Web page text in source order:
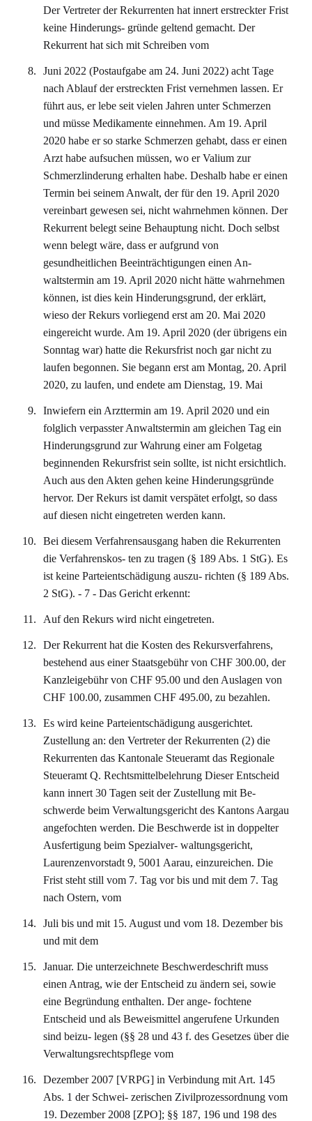
Der Vertreter der Rekurrenten hat innert erstreckter Frist
keine Hinderungs- gründe geltend gemacht. Der
Rekurrent hat sich mit Schreiben vom
Juni 2022 (Postaufgabe am 24. Juni 2022) acht Tage
nach Ablauf der erstreckten Frist vernehmen lassen. Er
führt aus, er lebe seit vielen Jahren unter Schmerzen
und müsse Medikamente einnehmen. Am 19. April
2020 habe er so starke Schmerzen gehabt, dass er einen
Arzt habe aufsuchen müssen, wo er Valium zur
Schmerzlinderung erhalten habe. Deshalb habe er einen
Termin bei seinem Anwalt, der für den 19. April 2020
vereinbart gewesen sei, nicht wahrnehmen können. Der
Rekurrent belegt seine Behauptung nicht. Doch selbst
wenn belegt wäre, dass er aufgrund von
gesundheitlichen Beeinträchtigungen einen An-
waltstermin am 19. April 2020 nicht hätte wahrnehmen
können, ist dies kein Hinderungsgrund, der erklärt,
wieso der Rekurs vorliegend erst am 20. Mai 2020
eingereicht wurde. Am 19. April 2020 (der übrigens ein
Sonntag war) hatte die Rekursfrist noch gar nicht zu
laufen begonnen. Sie begann erst am Montag, 20. April
2020, zu laufen, und endete am Dienstag, 19. Mai
Inwiefern ein Arzttermin am 19. April 2020 und ein
folglich verpasster Anwaltstermin am gleichen Tag ein
Hinderungsgrund zur Wahrung einer am Folgetag
beginnenden Rekursfrist sein sollte, ist nicht ersichtlich.
Auch aus den Akten gehen keine Hinderungsgründe
hervor. Der Rekurs ist damit verspätet erfolgt, so dass
auf diesen nicht eingetreten werden kann.
Bei diesem Verfahrensausgang haben die Rekurrenten
die Verfahrenskos- ten zu tragen (§ 189 Abs. 1 StG). Es
ist keine Parteientschädigung auszu- richten (§ 189 Abs.
2 StG). - 7 - Das Gericht erkennt:
Auf den Rekurs wird nicht eingetreten.
Der Rekurrent hat die Kosten des Rekursverfahrens,
bestehend aus einer Staatsgebühr von CHF 300.00, der
Kanzleigebühr von CHF 95.00 und den Auslagen von
CHF 100.00, zusammen CHF 495.00, zu bezahlen.
Es wird keine Parteientschädigung ausgerichtet.
Zustellung an: den Vertreter der Rekurrenten (2) die
Rekurrenten das Kantonale Steueramt das Regionale
Steueramt Q. Rechtsmittelbelehrung Dieser Entscheid
kann innert 30 Tagen seit der Zustellung mit Be-
schwerde beim Verwaltungsgericht des Kantons Aargau
angefochten werden. Die Beschwerde ist in doppelter
Ausfertigung beim Spezialver- waltungsgericht,
Laurenzenvorstadt 9, 5001 Aarau, einzureichen. Die
Frist steht still vom 7. Tag vor bis und mit dem 7. Tag
nach Ostern, vom
Juli bis und mit 15. August und vom 18. Dezember bis
und mit dem
Januar. Die unterzeichnete Beschwerdeschrift muss
einen Antrag, wie der Entscheid zu ändern sei, sowie
eine Begründung enthalten. Der ange- fochtene
Entscheid und als Beweismittel angerufene Urkunden
sind beizu- legen (§§ 28 und 43 f. des Gesetzes über die
Verwaltungsrechtspflege vom
Dezember 2007 [VRPG] in Verbindung mit Art. 145
Abs. 1 der Schwei- zerischen Zivilprozessordnung vom
19. Dezember 2008 [ZPO]; §§ 187, 196 und 198 des